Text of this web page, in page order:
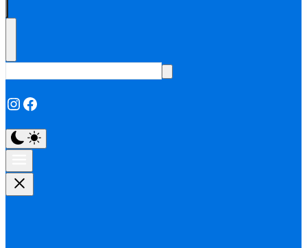
Instagram
Facebook